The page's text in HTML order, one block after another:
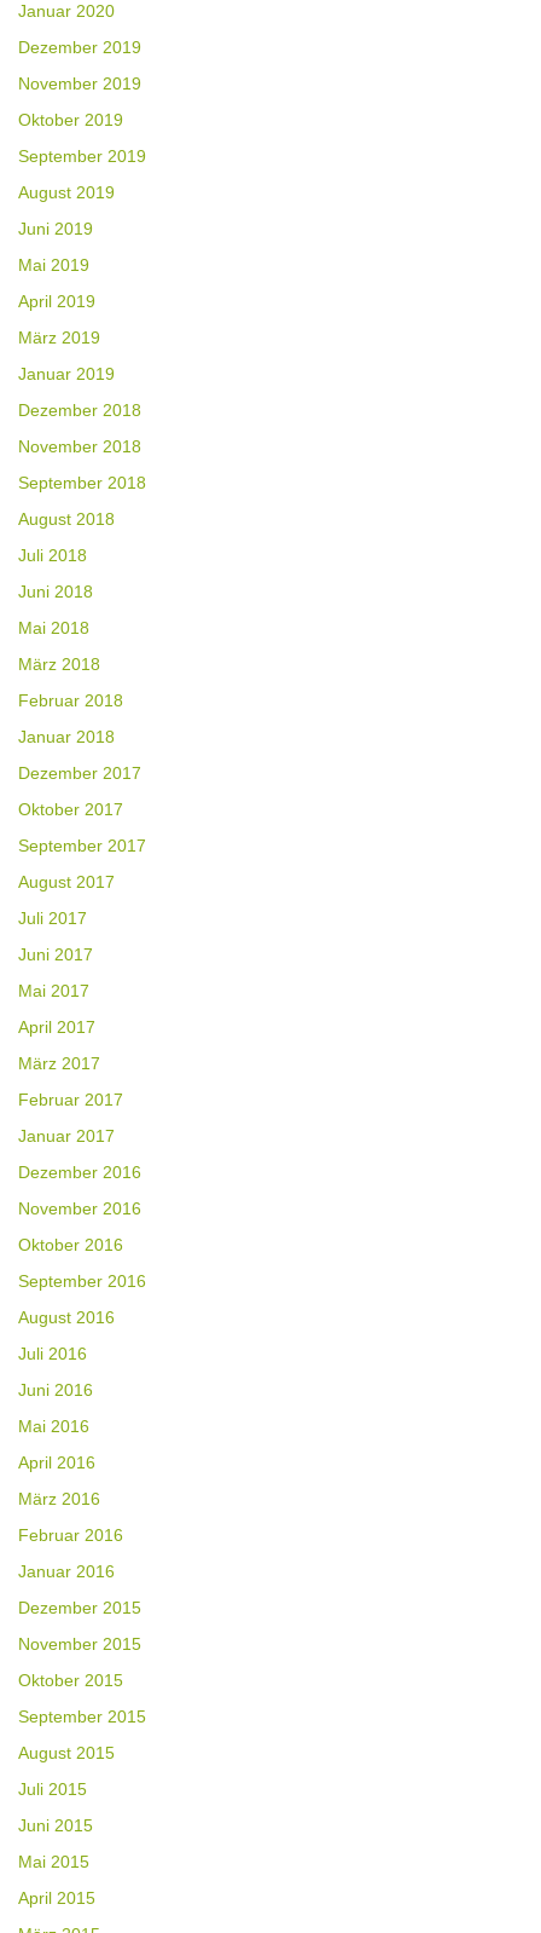
Januar 2020
Dezember 2019
November 2019
Oktober 2019
September 2019
August 2019
Juni 2019
Mai 2019
April 2019
März 2019
Januar 2019
Dezember 2018
November 2018
September 2018
August 2018
Juli 2018
Juni 2018
Mai 2018
März 2018
Februar 2018
Januar 2018
Dezember 2017
Oktober 2017
September 2017
August 2017
Juli 2017
Juni 2017
Mai 2017
April 2017
März 2017
Februar 2017
Januar 2017
Dezember 2016
November 2016
Oktober 2016
September 2016
August 2016
Juli 2016
Juni 2016
Mai 2016
April 2016
März 2016
Februar 2016
Januar 2016
Dezember 2015
November 2015
Oktober 2015
September 2015
August 2015
Juli 2015
Juni 2015
Mai 2015
April 2015